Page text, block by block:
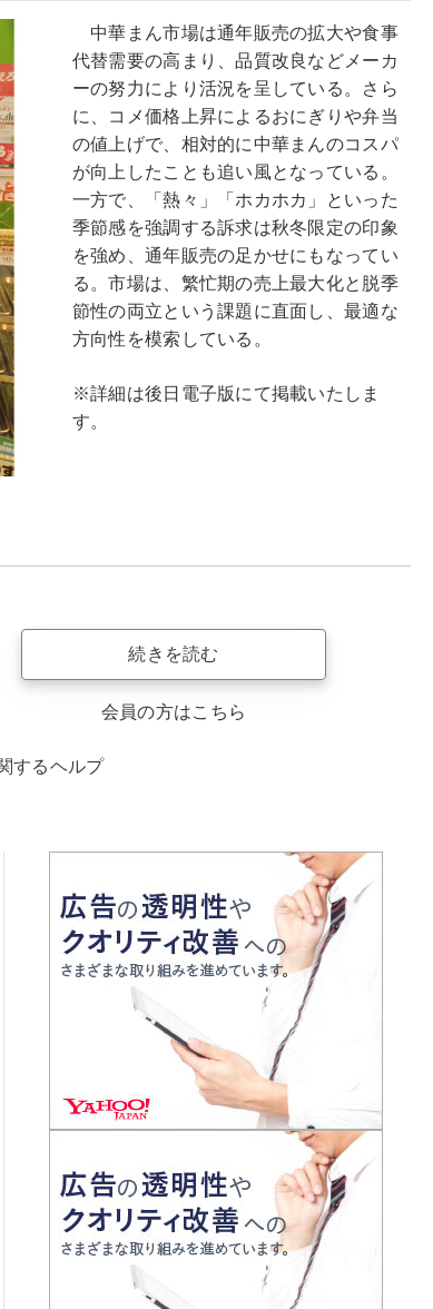
中華まん市場は通年販売の拡大や食事
代替需要の高まり、品質改良などメーカ
ーの努力により活況を呈している。さら
に、コメ価格上昇によるおにぎりや弁当
の値上げで、相対的に中華まんのコスパ
が向上したことも追い風となっている。
一方で、「熱々」「ホカホカ」といった
季節感を強調する訴求は秋冬限定の印象
を強め、通年販売の足かせにもなってい
る。市場は、繁忙期の売上最大化と脱季
節性の両立という課題に直面し、最適な
方向性を模索している。
※詳細は後日電子版にて掲載いたしま
す。
続きを読む
会員の方はこちら
するヘルプ